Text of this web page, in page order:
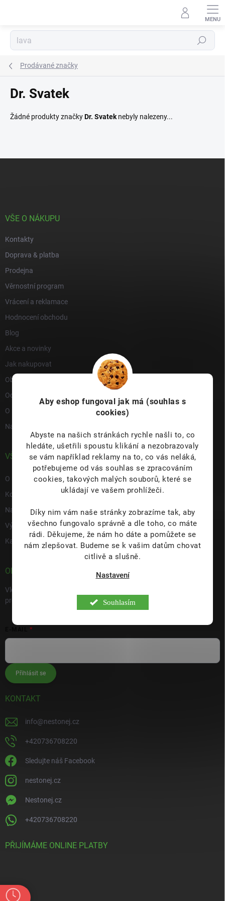
Aby eshop fungoval jak má (souhlas s
cookies)
Abyste na našich stránkách rychle našli to, co
hledáte, ušetřili spoustu klikání a nezobrazovaly
se vám například reklamy na to, co vás neláká,
potřebujeme od vás souhlas se zpracováním
cookies, takových malých souborů, které se
ukládají ve vašem prohlížeči.
Díky nim vám naše stránky zobrazíme tak, aby
všechno fungovalo správně a dle toho, co máte
rádi. Děkujeme, že nám ho dáte a pomůžete se
nám zlepšovat. Budeme se k vašim datům chovat
citlivě a slušně.
Nastavení
Souhlasím
Hledat
Prodávané značky
Dr. Svatek
Žádné produkty značkyDr. Svatek nebyly nalezeny...
VŠE O NÁKUPU
Kontakty
Doprava & platba
Prodejna
Věrnostní program
Vrácení a reklamace
Hodnocení obchodu
Blog
Akce a novinky
Jak nakupovat
Obchodní podmínky
Ochrana osobních údajů
O nás
Napište nám
VŠE O NÁS
O nás
Kontakty
Napište nám
Výdejní místo s prodejnou Hulín
Kariéra
ODEBÍRAT NEWSLETTER
Vložte svůj e-mail a my vám budeme zasílat informace o nových
produktech na našem e-shopu.
Přihlásit se
KONTAKT
info@nestonej.cz
+420736708220
Sledujte náš Facebook
nestonej.cz
Nestonej.cz
+420736708220
PŘIJÍMÁME ONLINE PLATBY